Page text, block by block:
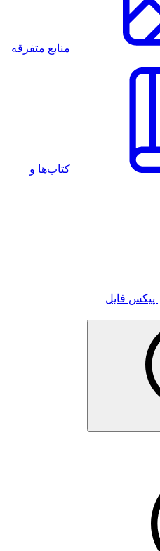
منابع متفرقه
کتاب‌ها و